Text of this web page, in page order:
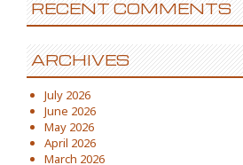
RECENT COMMENTS
ARCHIVES
July 2026
June 2026
May 2026
April 2026
March 2026